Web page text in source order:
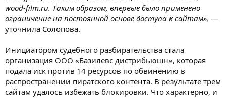
wood-film.ru. Таким образом, впервые было применено
ограничение на постоянной основе доступа к сайтам», —
уточнила Солопова.
Инициатором судебного разбирательства стала
организация ООО «Базилевс дистрибьюшн», которая
подала иск против 14 ресурсов по обвинению в
распространении пиратского контента. В результате трём
сайтам удалось избежать блокировки. Что характерно, и